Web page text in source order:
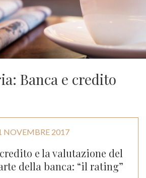
Banca e credito
NOVEMBRE 2017
credito e la valutazione del
della banca: “il rating”